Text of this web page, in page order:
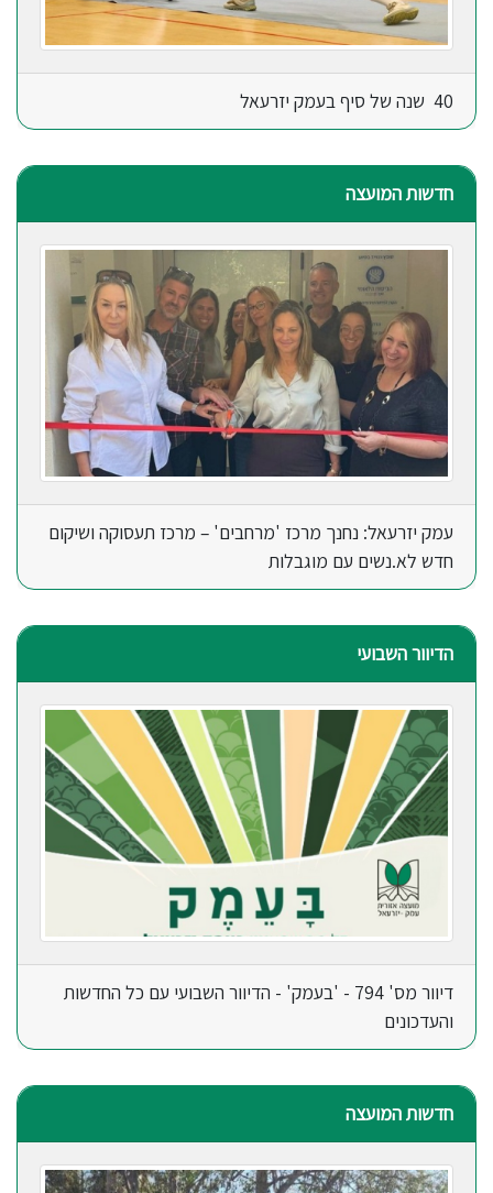
40 שנה של סיף בעמק יזרעאל
חדשות המועצה
עמק יזרעאל: נחנך מרכז 'מרחבים' – מרכז תעסוקה ושיקום
חדש לא.נשים עם מוגבלות
הדיוור השבועי
דיוור מס' 794 - 'בעמק' - הדיוור השבועי עם כל החדשות
והעדכונים
חדשות המועצה